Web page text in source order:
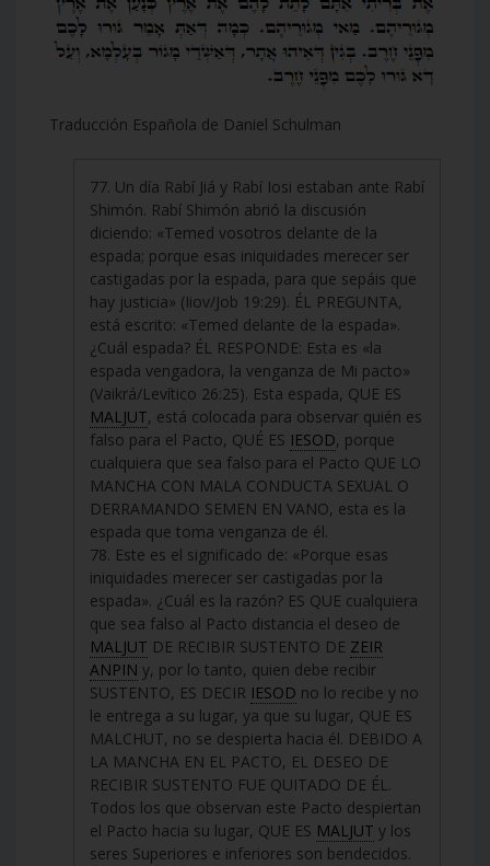
Traducción Española de Daniel Schulman
77. Un día Rabí Jiá y Rabí Iosi estaban ante Rabí
Shimón. Rabí Shimón abrió la discusión
diciendo: «Temed vosotros delante de la
espada; porque esas iniquidades merecer ser
castigadas por la espada, para que sepáis que
hay justicia» (Iiov/Job 19:29). ÉL PREGUNTA,
está escrito: «Temed delante de la espada».
¿Cuál espada? ÉL RESPONDE: Esta es «la
espada vengadora, la venganza de Mi pacto»
(Vaikrá/Levítico 26:25). Esta espada, QUE ES
MALJUT, está colocada para observar quién es
falso para el Pacto, QUÉ ES IESOD, porque
cualquiera que sea falso para el Pacto QUE LO
MANCHA CON MALA CONDUCTA SEXUAL O
DERRAMANDO SEMEN EN VANO, esta es la
espada que toma venganza de él.
78. Este es el significado de: «Porque esas
iniquidades merecer ser castigadas por la
espada». ¿Cuál es la razón? ES QUE cualquiera
que sea falso al Pacto distancia el deseo de
MALJUT DE RECIBIR SUSTENTO DE ZEIR
ANPIN y, por lo tanto, quien debe recibir
SUSTENTO, ES DECIR IESOD no lo recibe y no
le entrega a su lugar, ya que su lugar, QUE ES
MALCHUT, no se despierta hacia él. DEBIDO A
LA MANCHA EN EL PACTO, EL DESEO DE
RECIBIR SUSTENTO FUE QUITADO DE ÉL.
Todos los que observan este Pacto despiertan
el Pacto hacia su lugar, QUE ES MALJUT y los
seres Superiores e inferiores son bendecidos.